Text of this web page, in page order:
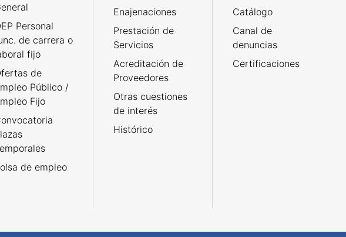
Personal
de carrera o
fijo
de
Público /
Fijo
de empleo
Enajenaciones
Prestación de
Servicios
Acreditación de
Proveedores
Otras cuestiones
de interés
Histórico
Catálogo
Canal de
denuncias
Certificaciones